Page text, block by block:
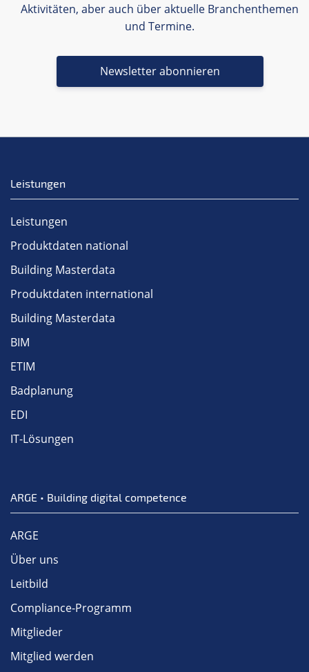
Aktivitäten, aber auch über aktuelle Branchenthemen
und Termine.
Newsletter abonnieren
Leistungen
Leistungen
Produktdaten national
Building Masterdata
Produktdaten international
Building Masterdata
BIM
ETIM
Badplanung
EDI
IT-Lösungen
ARGE • Building digital competence
ARGE
Über uns
Leitbild
Compliance-Programm
Mitglieder
Mitglied werden